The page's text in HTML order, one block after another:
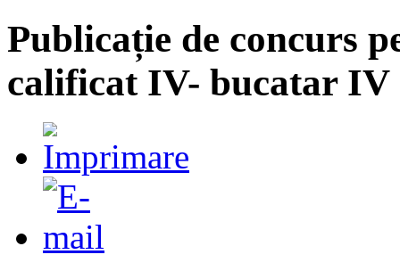
Publicație de concurs
calificat IV- bucatar IV